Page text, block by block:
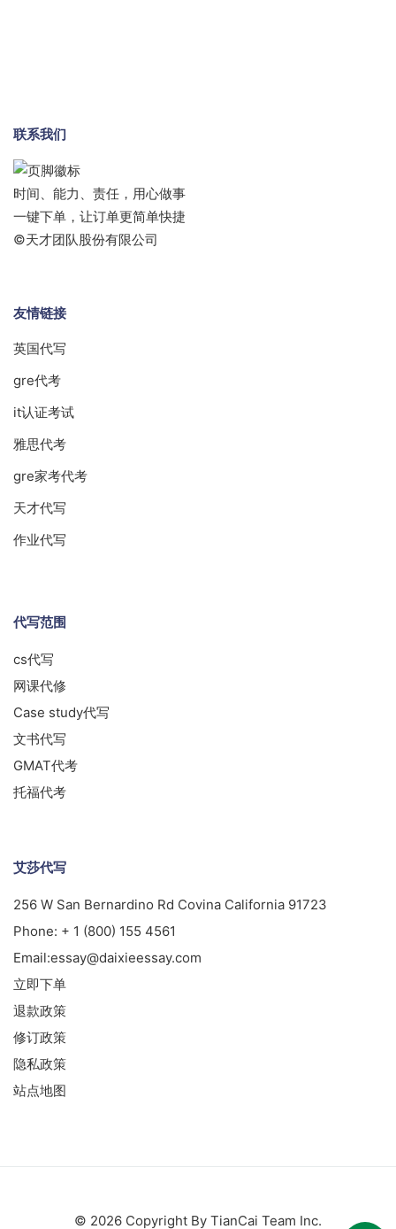
联系我们
时间、能力、责任，用心做事
一键下单，让订单更简单快捷
©天才团队股份有限公司
友情链接
英国代写
gre代考
it认证考试
雅思代考
gre家考代考
天才代写
作业代写
代写范围
cs代写
网课代修
Case study代写
文书代写
GMAT代考
托福代考
艾莎代写
256 W San Bernardino Rd Covina California 91723
Phone: + 1 (800) 155 4561
Email:essay@daixieessay.com
立即下单
退款政策
修订政策
隐私政策
站点地图
© 2026 Copyright By TianCai Team Inc.